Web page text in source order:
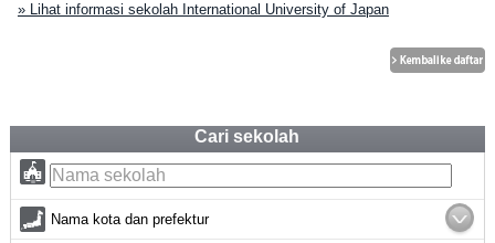
» Lihat informasi sekolah International University of Japan
Cari sekolah
Nama kota dan prefektur